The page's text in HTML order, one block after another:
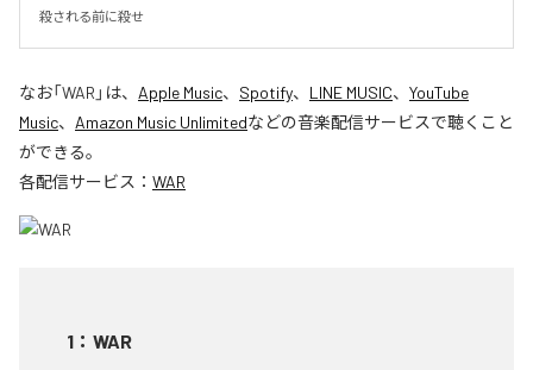
殺される前に殺せ
なお「WAR 」は、 Apple Music、 Spotify、 LINE MUSIC、 YouTube
Music、 Amazon Music Unlimitedなどの音楽配信サービスで聴くこと
ができる。
各配信サービス： WAR
1 ： WAR